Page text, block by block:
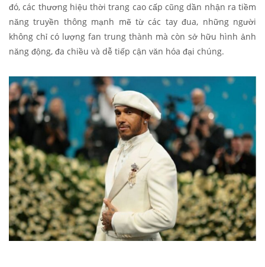
đó, các thương hiệu thời trang cao cấp cũng dần nhận ra tiềm
năng truyền thông mạnh mẽ từ các tay đua, những người
không chỉ có lượng fan trung thành mà còn sở hữu hình ảnh
năng động, đa chiều và dễ tiếp cận văn hóa đại chúng.